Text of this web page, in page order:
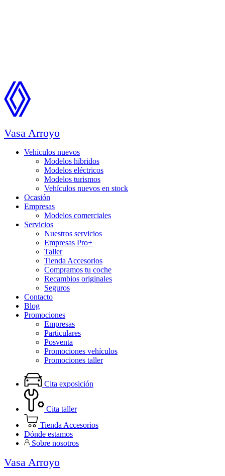
Vasa Arroyo
Vehículos nuevos
Modelos híbridos
Modelos eléctricos
Modelos turismos
Vehículos nuevos en stock
Ocasión
Empresas
Modelos comerciales
Servicios
Nuestros servicios
Empresas Pro+
Taller
Tienda Accesorios
Compramos tu coche
Recambios originales
Seguros
Contacto
Blog
Promociones
Empresas
Particulares
Posventa
Promociones vehículos
Promociones taller
Cita exposición
Cita taller
Tienda Accesorios
Dónde estamos
Sobre nosotros
Vasa Arroyo